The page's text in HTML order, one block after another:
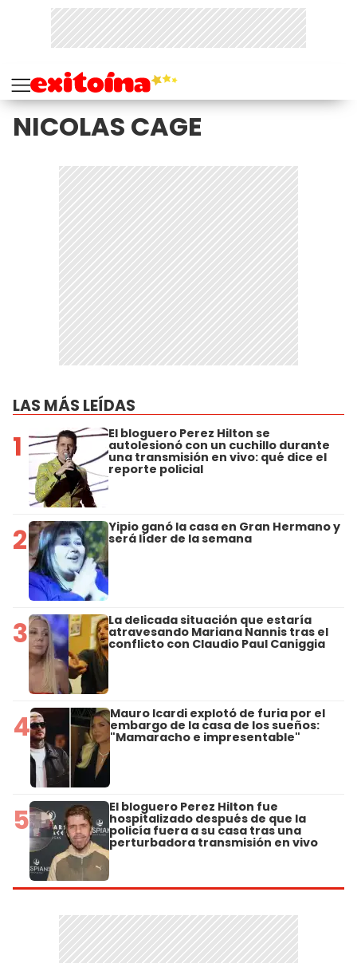
NICOLAS CAGE
LAS MÁS LEÍDAS
1 El bloguero Perez Hilton se
autolesionó con un cuchillo durante
una transmisión en vivo: qué dice el
reporte policial
2 Yipio ganó la casa en Gran Hermano y
será líder de la semana
3 La delicada situación que estaría
atravesando Mariana Nannis tras el
conflicto con Claudio Paul Caniggia
4 Mauro Icardi explotó de furia por el
embargo de la casa de los sueños:
"Mamaracho e impresentable"
5 El bloguero Perez Hilton fue
hospitalizado después de que la
policía fuera a su casa tras una
perturbadora transmisión en vivo